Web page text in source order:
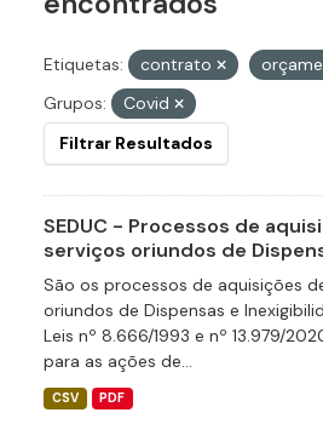
Etiquetas: contrato
Grupos:
Covid
Filtrar Resultados
SEDUC - Processos de
serviços oriundos de
São os processos de aquisições
oriundos de Dispensas e
Leis nº 8.666/1993 e nº 13.979/
para as ações de...
CSV PDF